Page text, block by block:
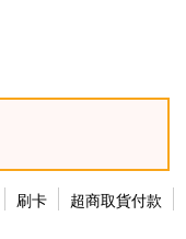
刷卡
超商取貨付款